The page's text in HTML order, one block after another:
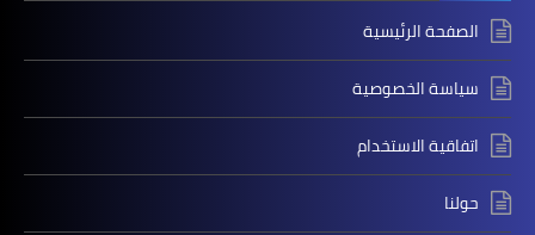
الصفحة الرئيسية
سياسة الخصوصية
اتفاقية الاستخدام
حولنا